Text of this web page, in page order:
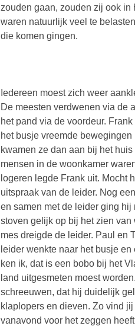
zouden gaan, zouden zij ook
waren natuurlijk veel te
die komen gingen.
Iedereen moest zich weer
De meesten verdwenen via de
het pand via de voordeur.
het busje vreemde
kwamen ze dan aan bij het
mensen in de woonkamer
logeren legde Frank uit. Mocht
uitspraak van de leider. Nog
en samen met de leider ging hij
stoven gelijk op bij het zien van
mes dreigde de leider. Paul en
leider wenkte naar het busje
ken ik, dat is een bobo bij het
land uitgesmeten moest
schreeuwen, dat hij duidelijk
klaplopers en dieven. Zo vind
vanavond voor het zeggen